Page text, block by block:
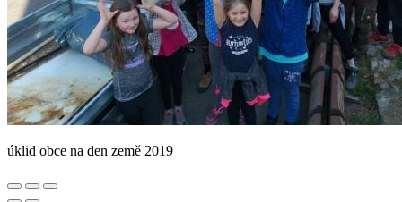
úklid obce na den země 2019